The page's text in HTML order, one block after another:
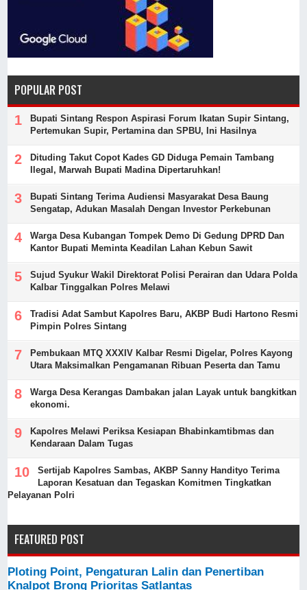
POPULAR POST
Bupati Sintang Respon Aspirasi Forum Ikatan Supir Sintang,
Pertemukan Supir, Pertamina dan SPBU, Ini Hasilnya
Dituding Takut Copot Kades GD Diduga Pemain Tambang
Ilegal, Marwah Bupati Madina Dipertaruhkan!
Bupati Sintang Terima Audiensi Masyarakat Desa Baung
Sengatap, Adukan Masalah Dengan Investor Perkebunan
Warga Desa Kubangan Tompek Demo Di Gedung DPRD Dan
Kantor Bupati Meminta Keadilan Lahan Kebun Sawit
Sujud Syukur Wakil Direktorat Polisi Perairan dan Udara Polda
Kalbar Tinggalkan Polres Melawi
Tradisi Adat Sambut Kapolres Baru, AKBP Budi Hartono Resmi
Pimpin Polres Sintang
Pembukaan MTQ XXXIV Kalbar Resmi Digelar, Polres Kayong
Utara Maksimalkan Pengamanan Ribuan Peserta dan Tamu
Warga Desa Kerangas Dambakan jalan Layak untuk bangkitkan
ekonomi.
Kapolres Melawi Periksa Kesiapan Bhabinkamtibmas dan
Kendaraan Dalam Tugas
‎Sertijab Kapolres Sambas, AKBP Sanny Handityo Terima
Laporan Kesatuan dan Tegaskan Komitmen Tingkatkan
Pelayanan Polri
FEATURED POST
Ploting Point, Pengaturan Lalin dan Penertiban
Knalpot Brong Prioritas Satlantas